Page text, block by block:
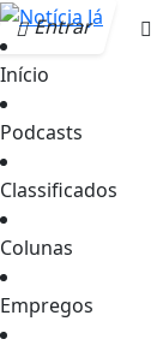
Entrar
Início
Podcasts
Classificados
Colunas
Empregos